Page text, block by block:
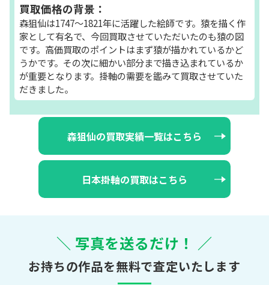
買取価格の背景：
森狙仙は1747～1821年に活躍した絵師です。猿を描く作
家として有名で、今回買取させていただいたのも猿の図
です。高価買取のポイントはまず猿が描かれているかど
うかです。その次に細かい部分まで描き込まれているか
が重要となります。掛軸の需要を鑑みて買取させていた
だきました。
森狙仙の買取実績一覧はこちら
日本掛軸の買取はこちら
＼ 写真を送るだけ！ ／
お持ちの作品を無料で査定いたします